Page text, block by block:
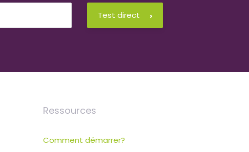
Test direct
Ressources
Comment démarrer?